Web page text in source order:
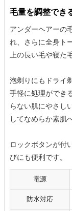
毛量を調整でき
アンダーヘアーの
れ、さらに全身ト
上の長い毛や寝た
泡剃りにもドライ
手軽に処理ができ
らない肌にやさし
してなめらか素肌
ロックボタンが付
びにも便利です。
電源
防水対応